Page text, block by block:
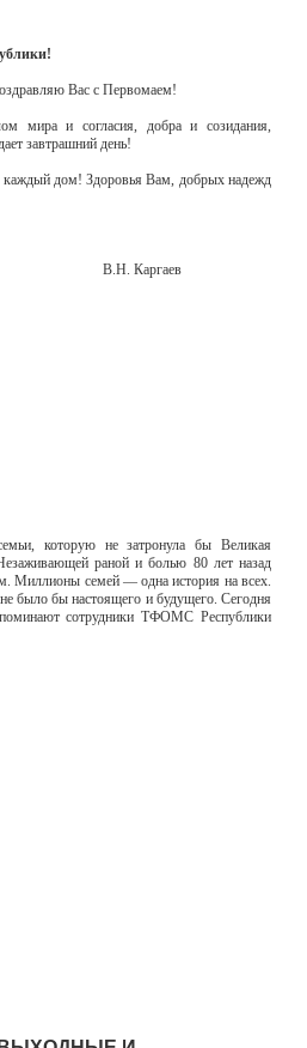
Вас с Первомаем!
мира и согласия, добра и созидания,
завтрашний день!
каждый дом! Здоровья Вам, добрых надежд
В.Н. Каргаев
которую не затронула бы Великая
раной и болью 80 лет назад
Миллионы семей — одна история на всех.
было бы настоящего и будущего. Сегодня
сотрудники ТФОМС Республики